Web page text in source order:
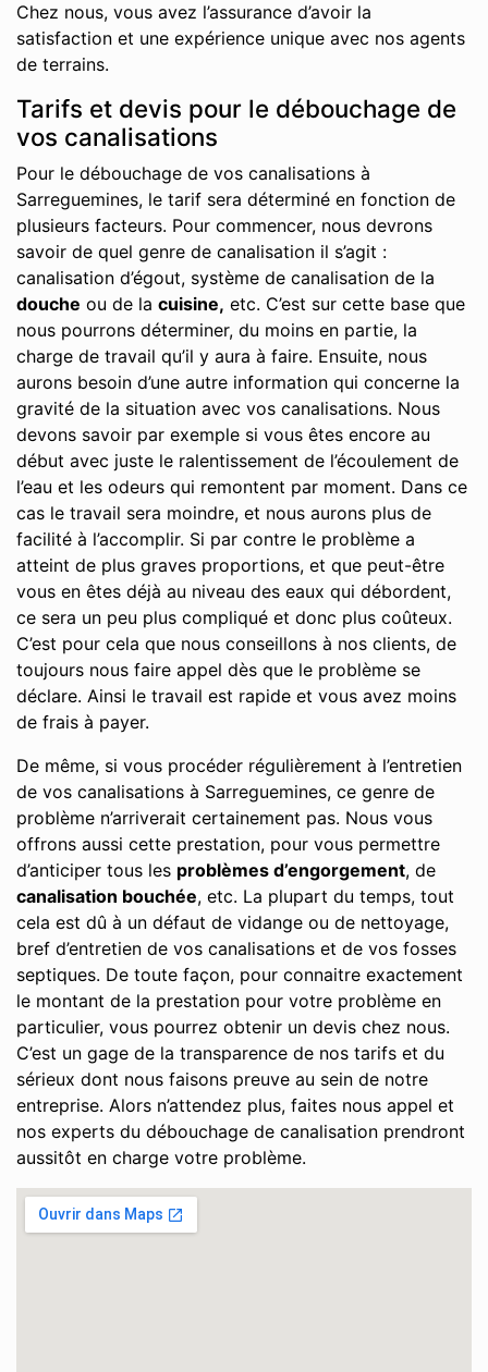
Chez nous, vous avez l’assurance d’avoir la
satisfaction et une expérience unique avec nos agents
de terrains.
Tarifs et devis pour le débouchage de
vos canalisations
Pour le débouchage de vos canalisations à
Sarreguemines, le tarif sera déterminé en fonction de
plusieurs facteurs. Pour commencer, nous devrons
savoir de quel genre de canalisation il s’agit :
canalisation d’égout, système de canalisation de la
douche ou de la cuisine, etc. C’est sur cette base que
nous pourrons déterminer, du moins en partie, la
charge de travail qu’il y aura à faire. Ensuite, nous
aurons besoin d’une autre information qui concerne la
gravité de la situation avec vos canalisations. Nous
devons savoir par exemple si vous êtes encore au
début avec juste le ralentissement de l’écoulement de
l’eau et les odeurs qui remontent par moment. Dans ce
cas le travail sera moindre, et nous aurons plus de
facilité à l’accomplir. Si par contre le problème a
atteint de plus graves proportions, et que peut-être
vous en êtes déjà au niveau des eaux qui débordent,
ce sera un peu plus compliqué et donc plus coûteux.
C’est pour cela que nous conseillons à nos clients, de
toujours nous faire appel dès que le problème se
déclare. Ainsi le travail est rapide et vous avez moins
de frais à payer.
De même, si vous procéder régulièrement à l’entretien
de vos canalisations à Sarreguemines, ce genre de
problème n’arriverait certainement pas. Nous vous
offrons aussi cette prestation, pour vous permettre
d’anticiper tous les problèmes d’engorgement, de
canalisation bouchée, etc. La plupart du temps, tout
cela est dû à un défaut de vidange ou de nettoyage,
bref d’entretien de vos canalisations et de vos fosses
septiques. De toute façon, pour connaitre exactement
le montant de la prestation pour votre problème en
particulier, vous pourrez obtenir un devis chez nous.
C’est un gage de la transparence de nos tarifs et du
sérieux dont nous faisons preuve au sein de notre
entreprise. Alors n’attendez plus, faites nous appel et
nos experts du débouchage de canalisation prendront
aussitôt en charge votre problème.